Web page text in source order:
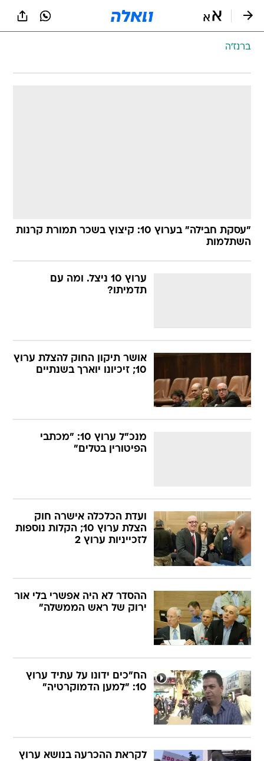
ברנז'ה
"עסקת חבילה" בערוץ 10: קיצוץ בשכר תמורת קרנות
השתלמות
ערוץ 10 ניצל. ומה עם
תדמיתו?
אושר תיקון החוק להצלת ערוץ
10; זיכיונו יוארך בשנתיים
מנכ"ל ערוץ 10: "מכתבי
הפיטורין בטלים"
ועדת הכלכלה אישרה חוק
הצלת ערוץ 10; הקלות נוספות
לזכייניות ערוץ 2
ההסדר לא היה אפשרי בלי אור
ירוק של ראש הממשלה"
הח"כים ידונו על עתיד ערוץ
10: "למען הדמוקרטיה"
לקראת ההכרעה בנושא ערוץ